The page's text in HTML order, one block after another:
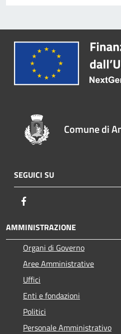
Comune di
SEGUICI SU
AMMINISTRAZIONE
Organi di Governo
Aree Amministrative
Uffici
Enti e fondazioni
Politici
Personale Amministrativo